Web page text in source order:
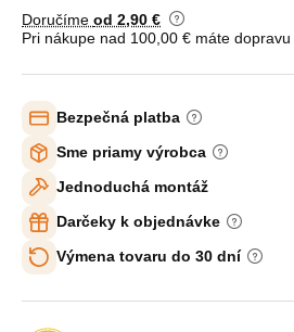
Doručíme od 2,90 €
Pri nákupe nad 100,00 € máte dopravu
Bezpečná platba
Sme priamy výrobca
Jednoduchá montáž
Darčeky k objednávke
Výmena tovaru do 30 dní